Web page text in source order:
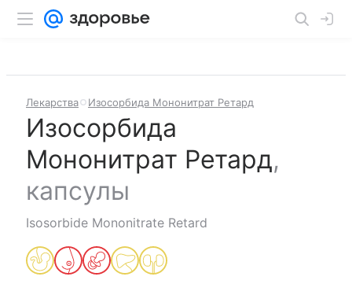
Лекарства Изосорбида Мононитрат Ретард
Изосорбида
Мононитрат Ретард,
капсулы
Isosorbide Mononitrate Retard